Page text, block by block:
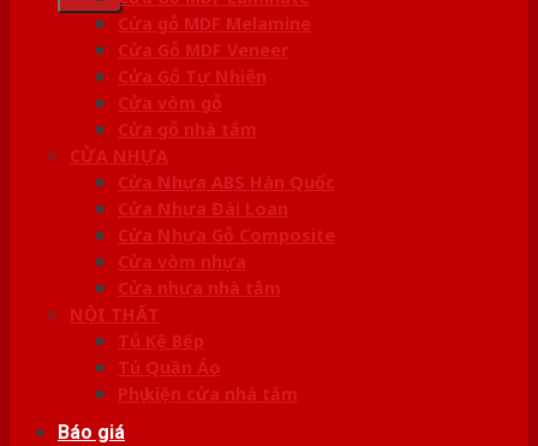
Cửa gỗ MDF Melamine
Cửa Gỗ MDF Veneer
Cửa Gỗ Tự Nhiên
Cửa vòm gỗ
Cửa gỗ nhà tắm
CỬA NHỰA
Cửa Nhựa ABS Hàn Quốc
Cửa Nhựa Đài Loan
Cửa Nhựa Gỗ Composite
Cửa vòm nhựa
Cửa nhựa nhà tắm
NỘI THẤT
Tủ Kệ Bếp
Tủ Quần Áo
Phụ kiện cửa nhà tắm
Báo giá